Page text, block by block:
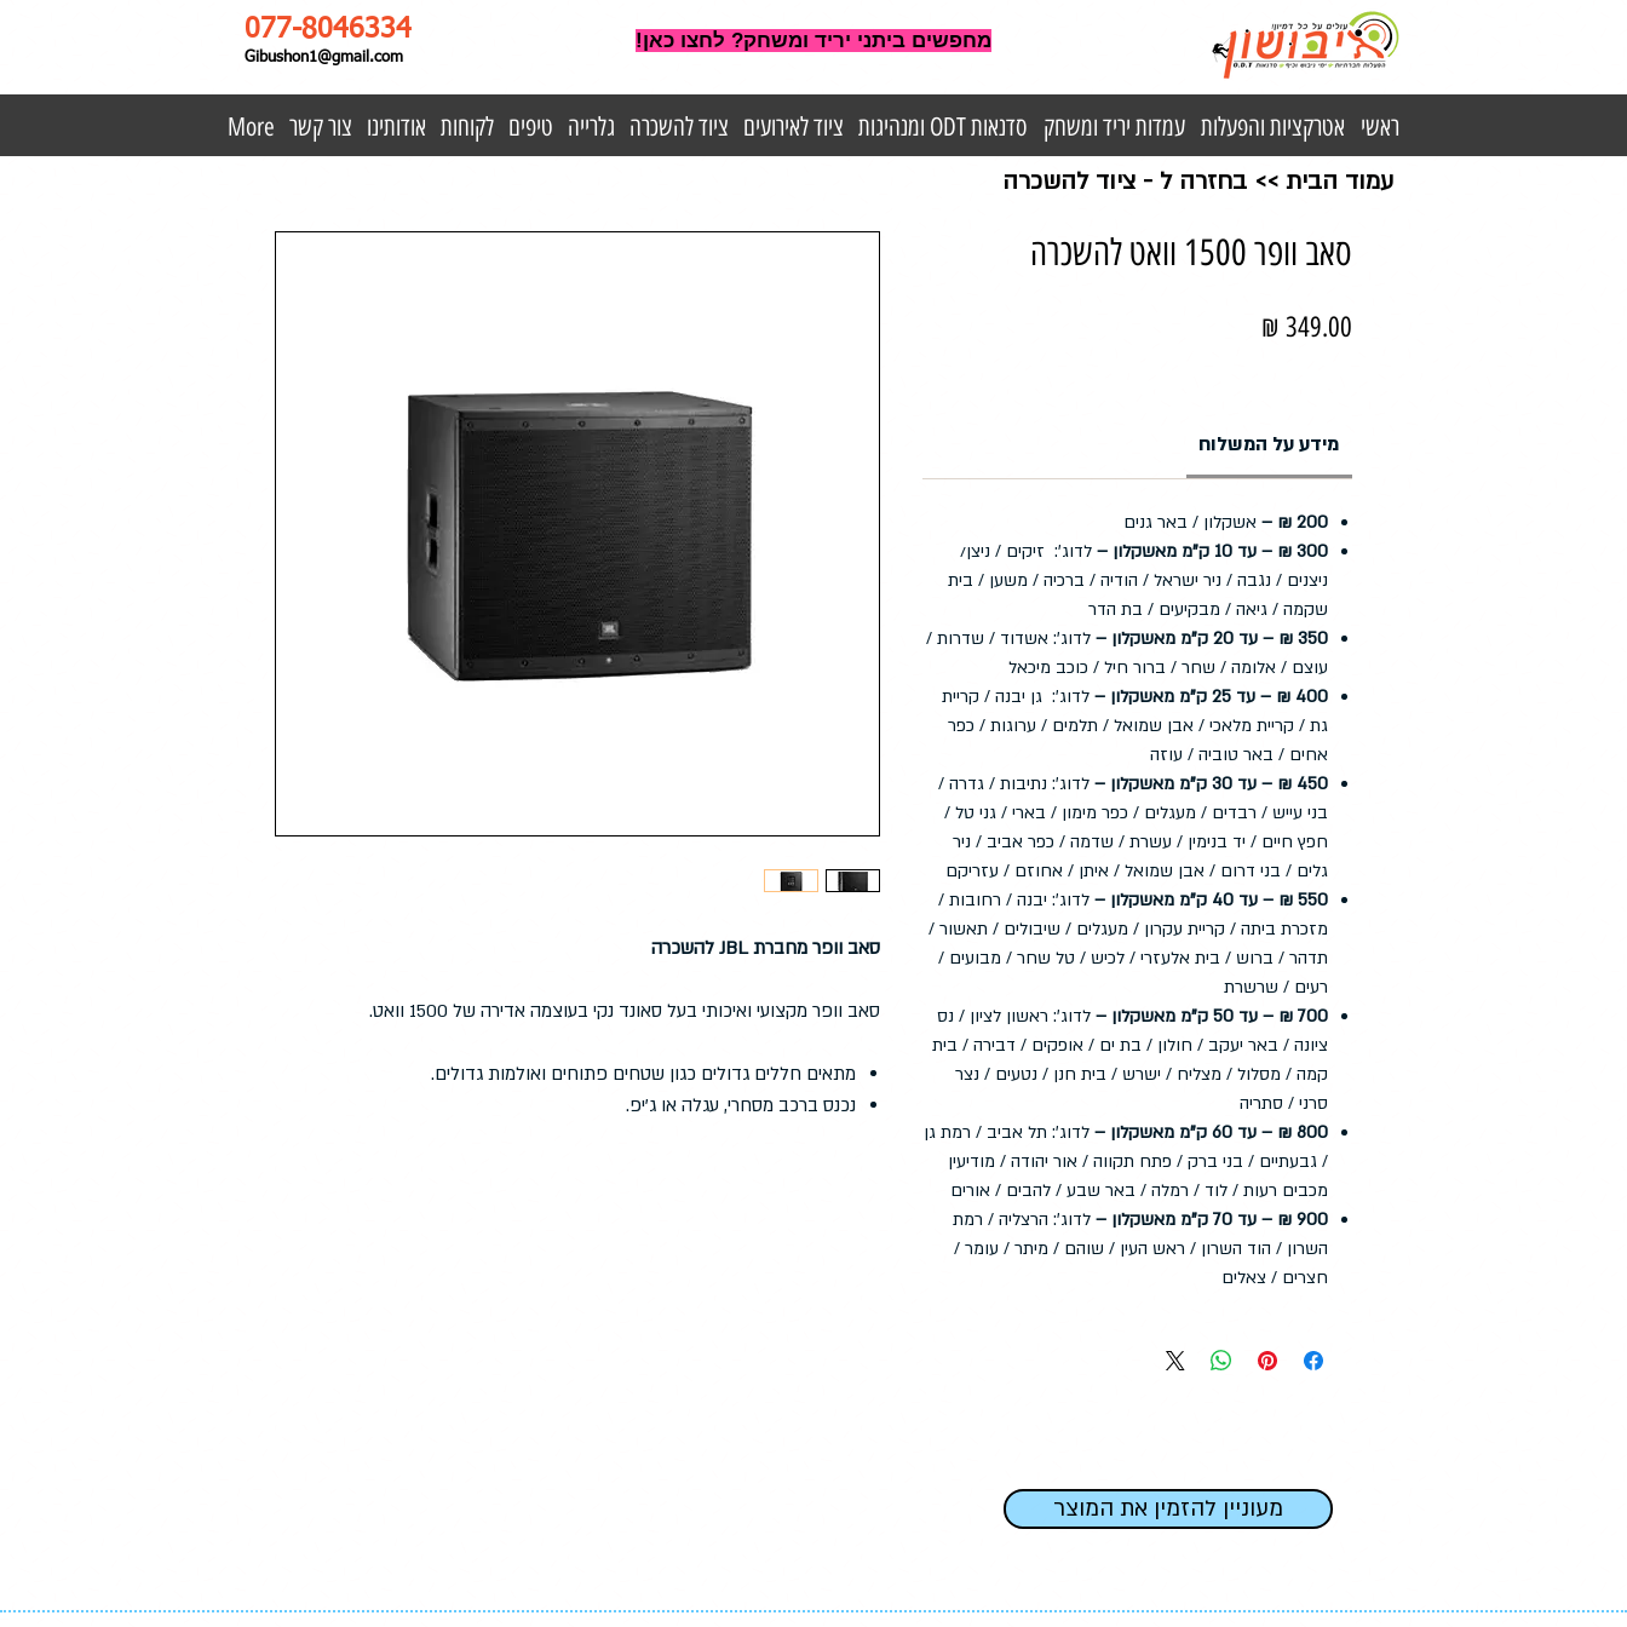
מחפשים ביתני יריד ומשחק? לחצו כאן! 077-8046334
Gibushon1@gmail.com
עמוד הבית >> בחזרה ל - ציוד להשכרה
סאב וופר מחברת JBL להשכרה
סאב וופר מקצועי ואיכותי בעל סאונד נקי בעוצמה אדירה של 1500 וואט.
מתאים חללים גדולים כגון שטחים פתוחים ואולמות גדולים.
נכנס ברכב מסחרי, עגלה או ג'יפ.
סאב וופר 1500 וואט להשכרה
מידע על המשלוח
200 ₪ –
אשקלון / באר גנים
300 ₪ – עד 10 ק"מ מאשקלון –
לדוג': זיקים / ניצן/
ניצנים / נגבה / ניר ישראל / הודיה / ברכיה / משען / בית
שקמה / גיאה / מבקיעים / בת הדר
350 ₪ – עד 20 ק"מ מאשקלון –
לדוג': אשדוד / שדרות /
עוצם / אלומה / שחר / ברור חיל / כוכב מיכאל
400 ₪ – עד 25 ק"מ מאשקלון –
לדוג': גן יבנה / קריית
גת / קריית מלאכי / אבן שמואל / תלמים / ערוגות / כפר
אחים / באר טוביה / עוזה
450 ₪ – עד 30 ק"מ מאשקלון –
לדוג': נתיבות / גדרה /
בני עייש / רבדים / מעגלים / כפר מימון / בארי / גני טל /
חפץ חיים / יד בנימין / עשרת / שדמה / כפר אביב / ניר
גלים / בני דרום / אבן שמואל / איתן / אחוזם / עזריקם
550 ₪ – עד 40 ק"מ מאשקלון –
לדוג': יבנה / רחובות /
מזכרת ביתה / קריית עקרון / מעגלים / שיבולים / תאשור /
תדהר / ברוש / בית אלעזרי / לכיש / טל שחר / מבועים /
רעים / שרשרת
700 ₪ – עד 50 ק"מ מאשקלון –
לדוג': ראשון לציון / נס
ציונה / באר יעקב / חולון / בת ים / אופקים / דבירה / בית
קמה / מסלול / מצליח / ישרש / בית חנן / נטעים / נצר
סרני / סתריה
800 ₪ – עד 60 ק"מ מאשקלון –
לדוג': תל אביב / רמת גן
/ גבעתיים / בני ברק / פתח תקווה / אור יהודה / מודיעין
מכבים רעות / לוד / רמלה / באר שבע / להבים / אורים
900 ₪ – עד 70 ק"מ מאשקלון –
לדוג': הרצליה / רמת
השרון / הוד השרון / ראש העין / שוהם / מיתר / עומר /
חצרים / צאלים
מעוניין להזמין את המוצר
ראשי אטרקציות והפעלות עמדות יריד ומשחק סדנאות ODT ומנהיגות ציוד לאירועים ציוד להשכרה גלרייה טיפים לקוחות אודותינו צור קשר More